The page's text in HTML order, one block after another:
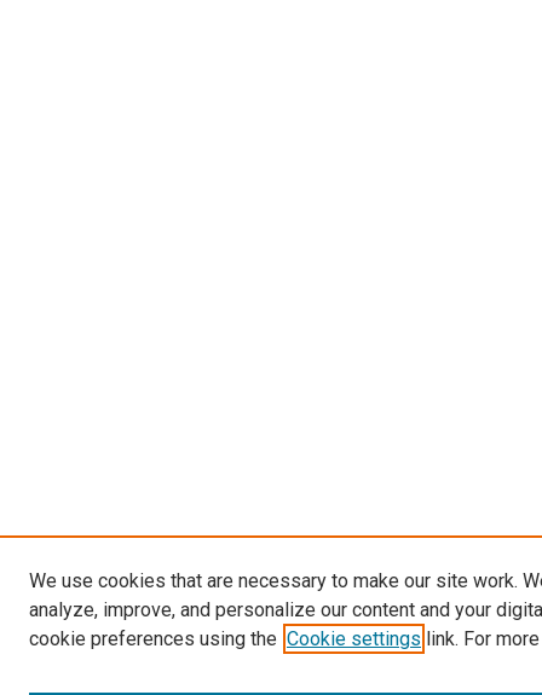
We use cookies that are necessary to make our site work.
analyze, improve, and personalize our content and your
cookie preferences using the Cookie settings link. For